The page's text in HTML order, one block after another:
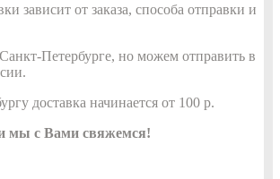
зависит от заказа, способа отправки и
Петербурге, но можем отправить в
доставка начинается от 100 р.
и мы с Вами свяжемся!